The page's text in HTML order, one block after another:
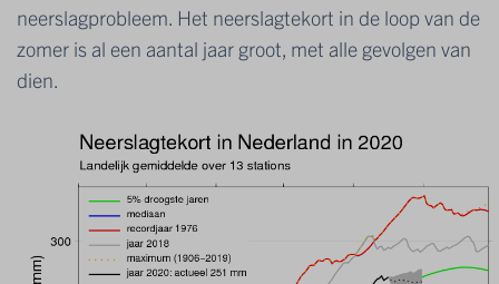
neerslagprobleem. Het neerslagtekort in de loop van de
zomer is al een aantal jaar groot, met alle gevolgen van
dien.